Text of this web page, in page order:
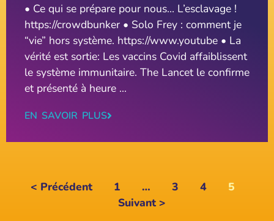
• Ce qui se prépare pour nous… L’esclavage !
https://crowdbunker • Solo Frey : comment je
“vie” hors système. https://www.youtube • La
vérité est sortie: Les vaccins Covid affaiblissent
le système immunitaire. The Lancet le confirme
et présenté à heure ...
EN SAVOIR PLUS
< Précédent 1 … 3 4
5
Suivant >